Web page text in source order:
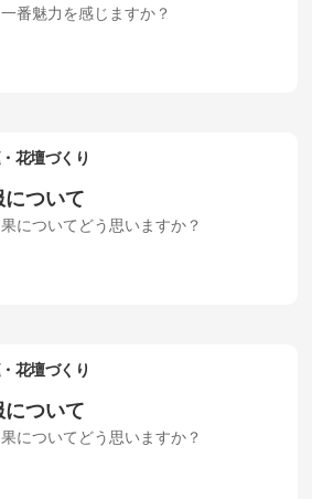
番魅力を感じますか？
花壇づくり
について
についてどう思いますか？
花壇づくり
について
についてどう思いますか？